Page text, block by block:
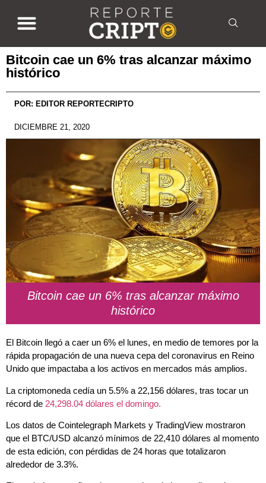
Bitcoin cae un 6% tras alcanzar máximo
histórico
POR: EDITOR REPORTECRIPTO
DICIEMBRE 21, 2020
Bitcoin cae un 6% tras alcanzar máximo
histórico
El Bitcoin llegó a caer un 6% el lunes, en medio de temores por la
rápida propagación de una nueva cepa del coronavirus en Reino
Unido que impactaba a los activos en mercados más amplios.
La criptomoneda cedía un 5.5% a 22,156 dólares, tras tocar un
récord de 24,298.04 dólares el domingo.
Los datos de Cointelegraph Markets y TradingView mostraron
que el BTC/USD alcanzó mínimos de 22,410 dólares al momento
de esta edición, con pérdidas de 24 horas que totalizaron
alrededor de 3.3%.